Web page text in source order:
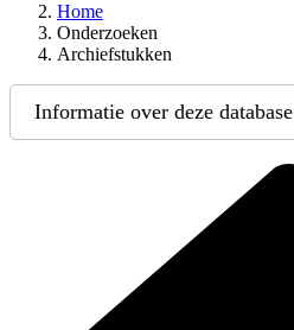
Home
Onderzoeken
Archiefstukken
Informatie over deze database